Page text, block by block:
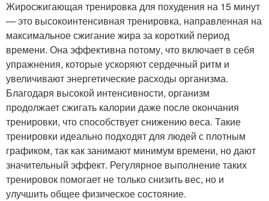
Жиросжигающая тренировка для похудения на 15 минут
— это высокоинтенсивная тренировка, направленная на
максимальное сжигание жира за короткий период
времени. Она эффективна потому, что включает в себя
упражнения, которые ускоряют сердечный ритм и
увеличивают энергетические расходы организма.
Благодаря высокой интенсивности, организм
продолжает сжигать калории даже после окончания
тренировки, что способствует снижению веса. Такие
тренировки идеально подходят для людей с плотным
графиком, так как занимают минимум времени, но дают
значительный эффект. Регулярное выполнение таких
тренировок помогает не только снизить вес, но и
улучшить общее физическое состояние.